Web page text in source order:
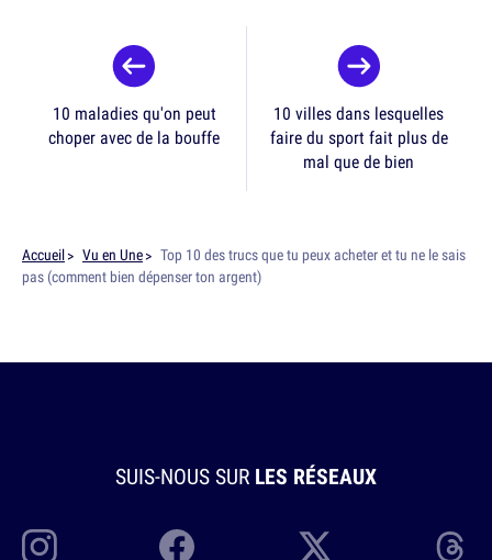
10 maladies qu'on peut
choper avec de la bouffe
10 villes dans lesquelles
faire du sport fait plus de
mal que de bien
Accueil Vu en Une
Top 10 des trucs que tu peux acheter et tu ne le sais
pas (comment bien dépenser ton argent)
SUIS-NOUS SUR LES RÉSEAUX